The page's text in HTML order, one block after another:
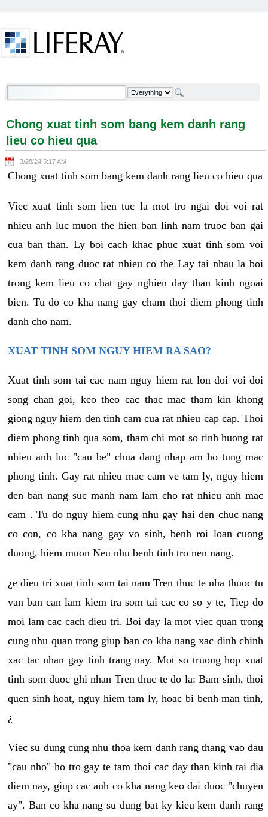
Chong xuat tinh som bang kem danh rang lieu co
Chong xuat tinh som bang kem danh rang
lieu co hieu qua
3/28/24 5:17 AM
Chong xuat tinh som bang kem danh rang lieu co hieu qua
Viec xuat tinh som lien tuc la mot tro ngai doi voi rat
nhieu anh luc muon the hien ban linh nam truoc ban gai
cua ban than. Ly boi cach khac phuc xuat tinh som voi
kem danh rang duoc rat nhieu co the Lay tai nhau la boi
trong kem lieu co chat gay nghien day than kinh ngoai
bien. Tu do co kha nang gay cham thoi diem phong tinh
danh cho nam.
XUAT TINH SOM NGUY HIEM RA SAO?
Xuat tinh som tai cac nam nguy hiem rat lon doi voi doi
song chan goi, keo theo cac thac mac tham kin khong
giong nguy hiem den tinh cam cua rat nhieu cap cap. Thoi
diem phong tinh qua som, tham chi mot so tinh huong rat
nhieu anh luc "cau be" chua dang nhap am ho tung mac
phong tinh. Gay rat nhieu mac cam ve tam ly, nguy hiem
den ban nang suc manh nam lam cho rat nhieu anh mac
cam . Tu do nguy hiem cung nhu gay hai den chuc nang
co con, co kha nang gay vo sinh, benh roi loan cuong
duong, hiem muon Neu nhu benh tinh tro nen nang.
¿e dieu tri xuat tinh som tai nam Tren thuc te nha thuoc tu
van ban can lam kiem tra som tai cac co so y te, Tiep do
moi lam cac cach dieu tri. Boi day la mot viec quan trong
cung nhu quan trong giup ban co kha nang xac dinh chinh
xac tac nhan gay tinh trang nay. Mot so truong hop xuat
tinh som duoc ghi nhan Tren thuc te do la: Bam sinh, thoi
quen sinh hoat, nguy hiem tam ly, hoac bi benh man tinh,
¿
Viec su dung cung nhu thoa kem danh rang thang vao dau
"cau nho" ho tro gay te tam thoi cac day than kinh tai dia
diem nay, giup cac anh co kha nang keo dai duoc "chuyen
ay". Ban co kha nang su dung bat ky kieu kem danh rang